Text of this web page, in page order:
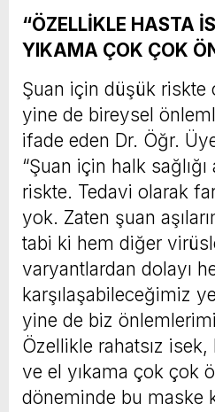
“ÖZELLİKLE HASTA
YIKAMA ÇOK ÇOK
Şuan için düşük riskte
yine de bireysel
ifade eden Dr. Öğr.
“Şuan için halk sağlığı
riskte. Tedavi olarak
yok. Zaten şuan
tabi ki hem diğer
varyantlardan dolayı
karşılaşabileceğimiz
yine de biz
Özellikle rahatsız
ve el yıkama çok çok
döneminde bu maske